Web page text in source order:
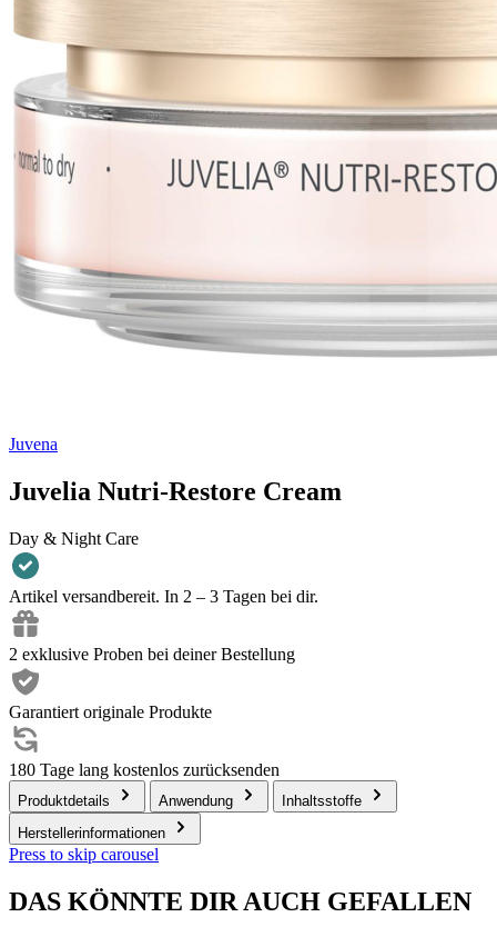
Juvena
Juvelia Nutri-Restore Cream
Day & Night Care
Artikel versandbereit. In 2 – 3 Tagen bei dir.
2 exklusive Proben bei deiner Bestellung
Garantiert originale Produkte
180 Tage lang kostenlos zurücksenden
Produktdetails Anwendung
Inhaltsstoffe
Herstellerinformationen
Press to skip carousel
DAS KÖNNTE DIR AUCH GEFALLEN